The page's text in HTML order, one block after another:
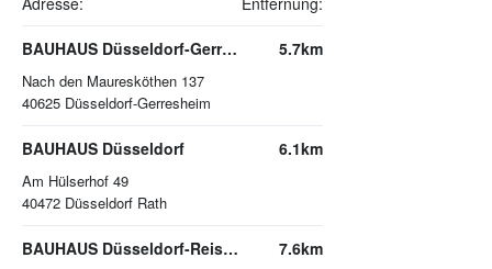
BAUHAUS Düsseldorf-Gerresheim
Nach den Mauresköthen 137
40625 Düsseldorf-Gerresheim
5.7km
BAUHAUS Düsseldorf
Am Hülserhof 49
40472 Düsseldorf Rath
6.1km
BAUHAUS Düsseldorf-Reisholz 7.6km